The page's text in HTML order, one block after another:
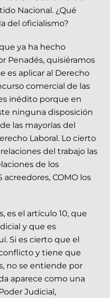
Nacional. ¿Qué
del oficialismo?
ya ha hecho
Penadés, quisiéramos
es aplicar al Derecho
comercial de las
inédito porque en
ninguna disposición
las mayorías del
Laboral. Lo cierto
del trabajo las
de los
acreedores, COMO los
es el artículo 10, que
y que es
Si es cierto que el
y tiene que
no se entiende por
aparece como una
Judicial,